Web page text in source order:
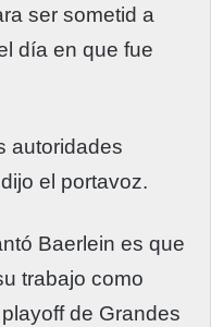
ser sometid a
día en que fue
autoridades
el portavoz.
Baerlein es que
trabajo como
de Grandes